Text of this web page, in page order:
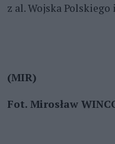
z al. Wojska Polskiego
(MIR)
Fot. Mirosław